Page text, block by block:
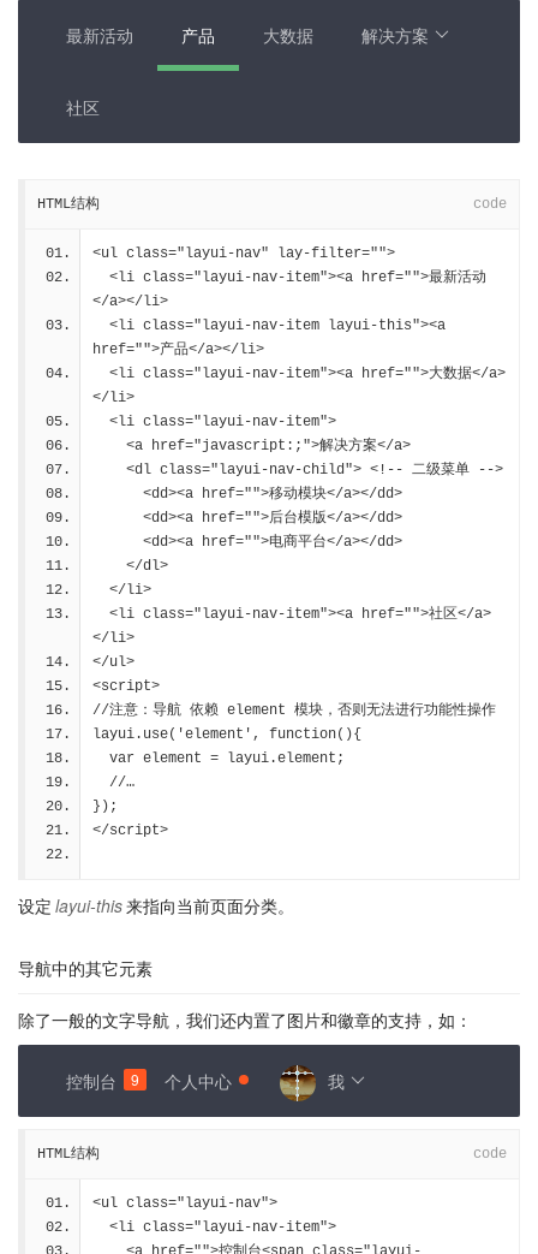
最新活动 产品 大数据 解决方案
社区
HTML结构 code
<ul class="layui-nav" lay-filter="">
</a></li>
href="">产品</a></li>
</li>
  <li class="layui-nav-item">
    <a href="javascript:;">解决方案</a>
    <dl class="layui-nav-child"> <!-- 二级菜单 -->
      <dd><a href="">移动模块</a></dd>
      <dd><a href="">后台模版</a></dd>
      <dd><a href="">电商平台</a></dd>
    </dl>
  </li>
</li>
</ul>
<script>
//注意：导航 依赖 element 模块，否则无法进行功能性操作
layui.use('element', function(){
  var element = layui.element;
  //…
});
</script>
设定 layui-this来指向当前页面分类。
导航中的其它元素
除了一般的文字导航，我们还内置了图片和徽章的支持，如：
控制台 9 个人中心 我
HTML结构 code
<ul class="layui-nav">
  <li class="layui-nav-item">